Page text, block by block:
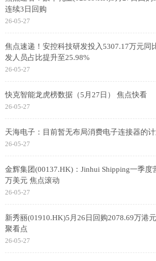
连续3日回购
26-05-27
焦点速递！安控科技研发投入5307.17万元同
发人员占比提升至25.98%
26-05-27
快克智能龙虎榜数据（5月27日） 焦点快看
26-05-27
天海电子：目前暂无布局消费电子连接器的
26-05-27
金辉集团(00137.HK)：Jinhui Shipping一季度
万美元 焦点滚动
26-05-27
新秀丽(01910.HK)5月26日回购2078.69万港
聚看点
26-05-27